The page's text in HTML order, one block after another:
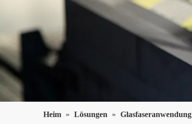
Heim » Lösungen » Glasfaseranwendung